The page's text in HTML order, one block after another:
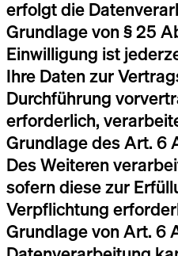
erfolgt die
Grundlage von § 25
Einwilligung ist
Ihre Daten zur
Durchführung
erforderlich,
Grundlage des Art. 6
Des Weiteren
sofern diese zur
Verpflichtung
Grundlage von Art. 6